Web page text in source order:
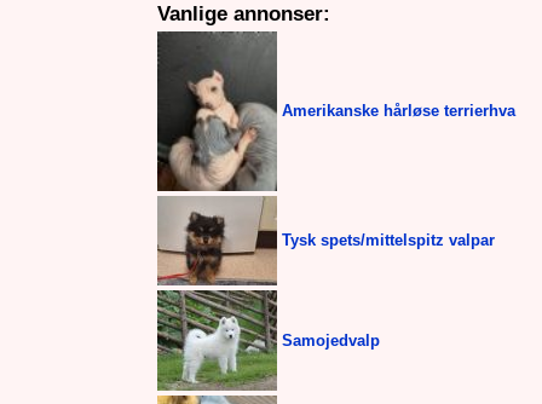
Vanlige annonser:
Amerikanske hårløse terrierhva
Tysk spets/mittelspitz valpar
Samojedvalp